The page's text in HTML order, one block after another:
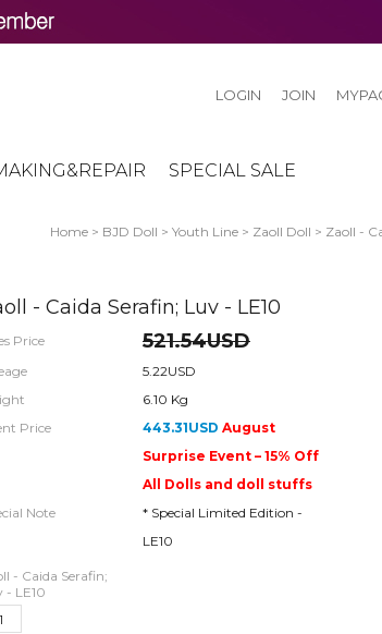
SPECIAL SALE
LOGIN JOIN
Home > BJD Doll > Youth Line > Zaoll Doll > Zaoll -
- Caida Serafin; Luv - LE10
Price 521.54USD
5.22USD
6.10 Kg
Price
443.31USD August
Surprise Event – 15% Off
All Dolls and doll stuffs
Note
* Special Limited Edition -
LE10
- Caida Serafin;
- LE10